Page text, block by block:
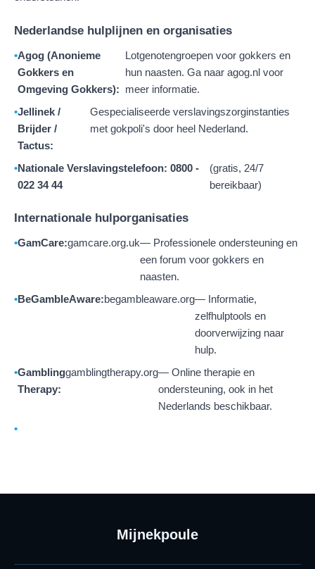
Nederlandse hulplijnen en organisaties
Agog (Anonieme
Gokkers en
Omgeving Gokkers):
Lotgenotengroepen voor gokkers en
hun naasten. Ga naar agog.nl voor
meer informatie.
Jellinek /
Brijder /
Tactus:
Gespecialiseerde verslavingszorginstanties
met gokpoli's door heel Nederland.
Nationale Verslavingstelefoon: 0800 -
022 34 44
(gratis, 24/7
bereikbaar)
Internationale hulporganisaties
GamCare:gamcare.org.uk— Professionele ondersteuning en
een forum voor gokkers en
naasten.
BeGambleAware:begambleaware.org— Informatie,
zelfhulptools en
doorverwijzing naar
hulp.
Gambling
Therapy:
gamblingtherapy.org— Online therapie en
ondersteuning, ook in het
Nederlands beschikbaar.
Mijnekpoule